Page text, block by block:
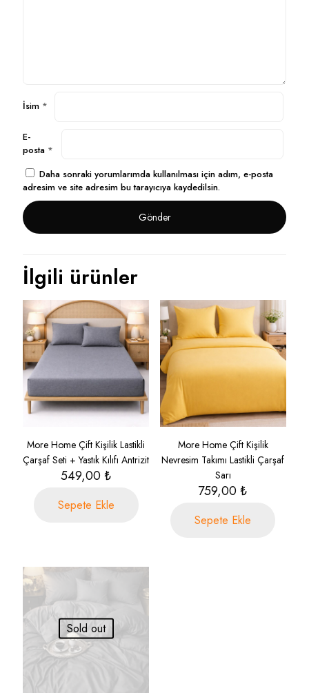
İsim *
E-
posta *
Daha sonraki yorumlarımda kullanılması için adım, e-posta
adresim ve site adresim bu tarayıcıya kaydedilsin.
İlgili ürünler
More Home Çift Kişilik Lastikli
Çarşaf Seti + Yastık Kılıfı Antrizit
549,00₺
Sepete Ekle
More Home Çift Kişilik
Nevresim Takımı Lastikli Çarşaf
Sarı
759,00₺
Sepete Ekle
Sold out